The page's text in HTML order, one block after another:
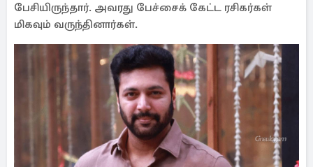
பேசியிருந்தார். அவரது பேச்சைக் கேட்ட ரசிகர்கள்
மிகவும் வருந்தினார்கள்.